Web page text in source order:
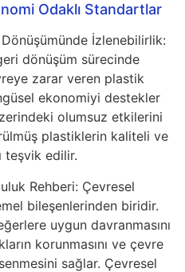
Odaklı Standartlar
İzlenebilirlik:
dönüşüm sürecinde
zarar veren plastik
ekonomiyi destekler
olumsuz etkilerini
plastiklerin kaliteli ve
teşvik edilir.
Rehberi: Çevresel
bileşenlerinden biridir.
uygun davranmasını
korunmasını ve çevre
sağlar. Çevresel